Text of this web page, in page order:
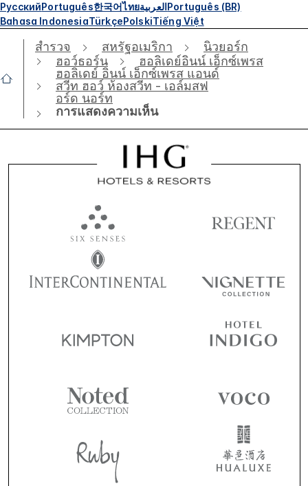
РусскийPortuguês한국어ไทยالعربيةPortuguês (BR)
Bahasa IndonesiaTürkçePolskiTiếng Việt
สำรวจ สหรัฐอเมริกา
นิวยอร์ก
ฮอว์ธอร์น
ฮอลิเดย์อินน์ เอ็กซ์เพรส
ฮอลิเดย์ อินน์ เอ็กซ์เพรส แอนด์
สวีท ฮอว์ ห้องสวีท - เอล์มสฟ
อร์ด นอร์ท
การแสดงความเห็น